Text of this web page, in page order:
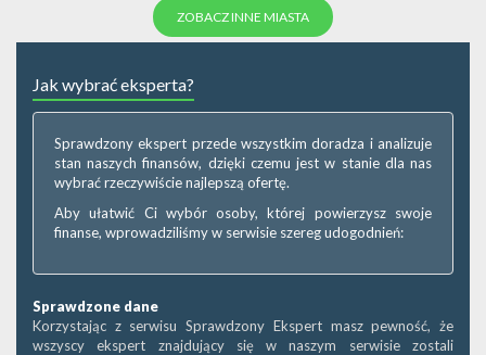
ZOBACZ INNE MIASTA
Jak wybrać eksperta?
Sprawdzony ekspert przede wszystkim doradza i analizuje
stan naszych finansów, dzięki czemu jest w stanie dla nas
wybrać rzeczywiście najlepszą ofertę.
Aby ułatwić Ci wybór osoby, której powierzysz swoje
finanse, wprowadziliśmy w serwisie szereg udogodnień:
Sprawdzone dane
Korzystając z serwisu Sprawdzony Ekspert masz pewność, że
wszyscy ekspert znajdujący się w naszym serwisie zostali